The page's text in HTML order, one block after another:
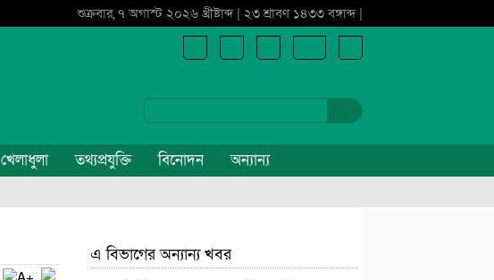
শুক্রবার, ৭ অগাস্ট ২০২৬ খ্রীষ্টাব্দ | ২৩ শ্রাবণ ১৪৩৩ বঙ্গাব্দ |
খেলাধুলা তথ্যপ্রযুক্তি বিনোদন অন্যান্য
এ বিভাগের অন্যান্য খবর